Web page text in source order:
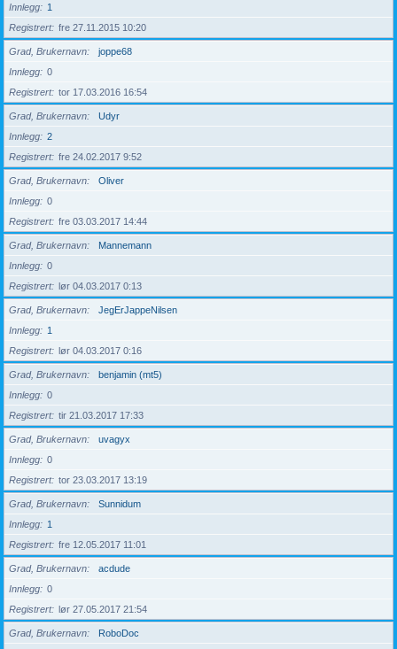
Innlegg
1
Registrert
fre 27.11.2015 10:20
Grad, Brukernavn
joppe68
Innlegg
0
Registrert
tor 17.03.2016 16:54
Grad, Brukernavn
Udyr
Innlegg
2
Registrert
fre 24.02.2017 9:52
Grad, Brukernavn
Oliver
Innlegg
0
Registrert
fre 03.03.2017 14:44
Grad, Brukernavn
Mannemann
Innlegg
0
Registrert
lør 04.03.2017 0:13
Grad, Brukernavn
JegErJappeNilsen
Innlegg
1
Registrert
lør 04.03.2017 0:16
Grad, Brukernavn
benjamin (mt5)
Innlegg
0
Registrert
tir 21.03.2017 17:33
Grad, Brukernavn
uvagyx
Innlegg
0
Registrert
tor 23.03.2017 13:19
Grad, Brukernavn
Sunnidum
Innlegg
1
Registrert
fre 12.05.2017 11:01
Grad, Brukernavn
acdude
Innlegg
0
Registrert
lør 27.05.2017 21:54
Grad, Brukernavn
RoboDoc